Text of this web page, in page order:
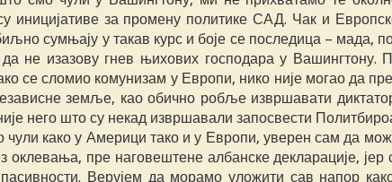
иницијативе за промену политике САД. Чак и
сумњају у такав курс и боје се последица – мада,
да не изазову гнев њихових господара у Вашингтону.
се сломио комунизам у Европи, нико није могао да
земље, као обично робље извршавати
него што су некад извршавали запосвести
чули како у Америци тако и у Европи, уверен сам да
оклевања, пре наговештене албанске декларације,
Верујем да морамо уложити сав напор